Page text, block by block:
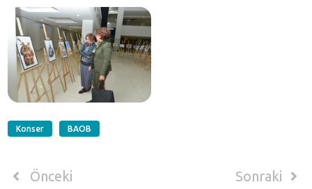
Konser BAOB
Önceki Sonraki